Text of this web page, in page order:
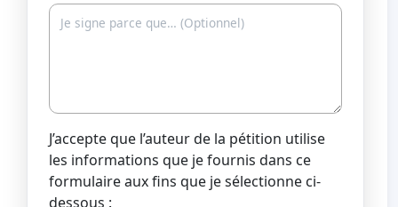
J’accepte que l’auteur de la pétition utilise
les informations que je fournis dans ce
formulaire aux fins que je sélectionne ci-
dessous :